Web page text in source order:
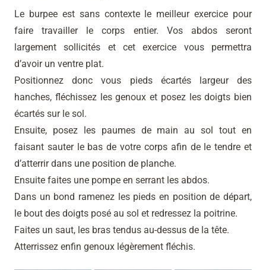
Le burpee est sans contexte le meilleur exercice pour
faire travailler le corps entier. Vos abdos seront
largement sollicités et cet exercice vous permettra
d’avoir un ventre plat.
Positionnez donc vous pieds écartés largeur des
hanches, fléchissez les genoux et posez les doigts bien
écartés sur le sol.
Ensuite, posez les paumes de main au sol tout en
faisant sauter le bas de votre corps afin de le tendre et
d’atterrir dans une position de planche.
Ensuite faites une pompe en serrant les abdos.
Dans un bond ramenez les pieds en position de départ,
le bout des doigts posé au sol et redressez la poitrine.
Faites un saut, les bras tendus au-dessus de la tête.
Atterrissez enfin genoux légèrement fléchis.